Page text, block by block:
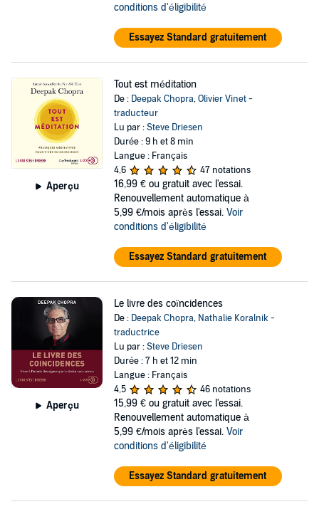
conditions d'éligibilité
Essayez Standard gratuitement
Aperçu
Tout est méditation
De : Deepak Chopra,Olivier Vinet -
traducteur
Lu par :Steve Driesen
Durée : 9 h et 8 min
Langue : Français
4,6
47 notations
16,99 € ou gratuit avec l'essai.
Renouvellement automatique à
5,99 €/mois après l'essai. Voir
conditions d'éligibilité
Essayez Standard gratuitement
Aperçu
Le livre des coïncidences
De : Deepak Chopra, Nathalie Koralnik -
traductrice
Lu par :Steve Driesen
Durée : 7 h et 12 min
Langue : Français
4,5
46 notations
15,99 € ou gratuit avec l'essai.
Renouvellement automatique à
5,99 €/mois après l'essai. Voir
conditions d'éligibilité
Essayez Standard gratuitement